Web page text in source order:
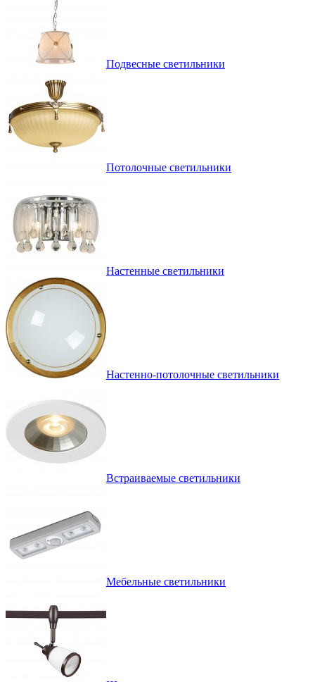
Подвесные светильники
Потолочные светильники
Настенные светильники
Настенно-потолочные светильники
Встраиваемые светильники
Мебельные светильники